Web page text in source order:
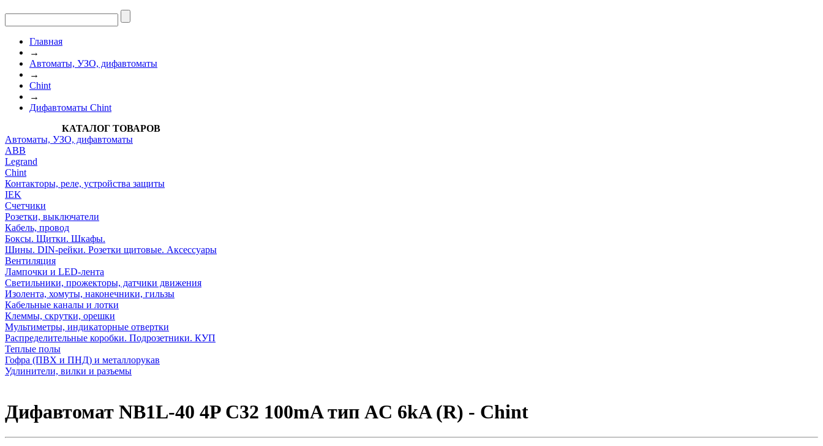
Главная
→
Автоматы, УЗО, дифавтоматы
→
Chint
→
Дифавтоматы Chint
КАТАЛОГ ТОВАРОВ
Автоматы, УЗО, дифавтоматы
АВВ
Legrand
Chint
Контакторы, реле, устройства защиты
IEK
Счетчики
Розетки, выключатели
Кабель, провод
Боксы. Щитки. Шкафы.
Шины. DIN-рейки. Розетки щитовые. Аксессуары
Вентиляция
Лампочки и LED-лента
Светильники, прожекторы, датчики движения
Изолента, хомуты, наконечники, гильзы
Кабельные каналы и лотки
Клеммы, скрутки, орешки
Мультиметры, индикаторные отвертки
Распределительные коробки. Подрозетники. КУП
Теплые полы
Гофра (ПВХ и ПНД) и металлорукав
Удлинители, вилки и разъемы
Дифавтомат NB1L-40 4P C32 100mA тип AC 6kA (R) - Chint